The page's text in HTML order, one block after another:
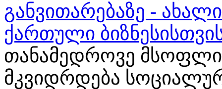
განვითარებაზე -
ქართული
თანამედროვე
მკვიდრდება